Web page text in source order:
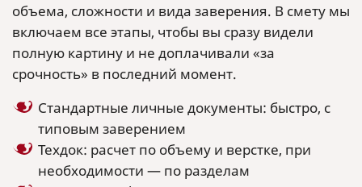
объема, сложности и вида заверения. В смету мы
включаем все этапы, чтобы вы сразу видели
полную картину и не доплачивали «за
срочность» в последний момент.
Стандартные личные документы: быстро, с
типовым заверением
Техдок: расчет по объему и верстке, при
необходимости — по разделам